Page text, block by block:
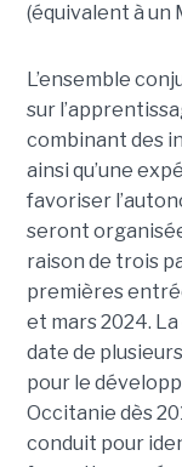
(équivalent à un
L’ensemble
sur
combinant des
ainsi qu’une
favoriser
seront
raison de trois
premières
et mars 2024.
date de
pour le
Occitanie dès
conduit pour